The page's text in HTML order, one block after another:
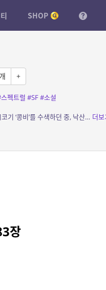
SHOP
+
펙트럴 #SF#소설
소개: “사라진 강아지를 찾으려다, 인류의 금기를 건드렸다.” 전직 형사 하진우는 실종된 웰시코기 ‘콩비’를 수색하던 중, 낙산공원에서 기이한 탄흔과 함께 정체불명의... 더
장